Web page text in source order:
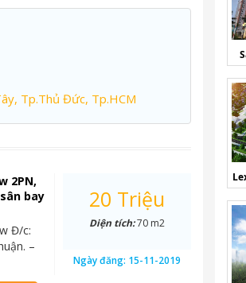
Tp.Thủ Đức, Tp.HCM
2PN,
bay
Đ/c:
–
20 Triệu
Diện tích:70 m2
Ngày đăng: 15-11-2019